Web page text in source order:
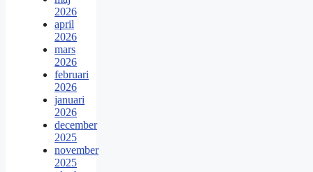
2026
april
2026
mars
2026
februari
2026
januari
2026
december
2025
november
2025